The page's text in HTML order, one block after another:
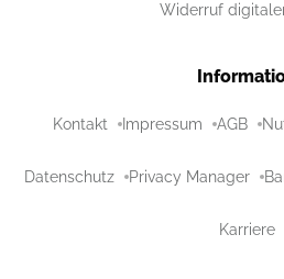
Widerruf
Kontakt Impressum AGB
Datenschutz Privacy Manager
Karriere